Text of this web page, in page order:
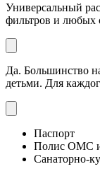
Универсальный
фильтров и любых
Да. Большинство
детьми. Для
Паспорт
Полис ОМС
Санаторно-